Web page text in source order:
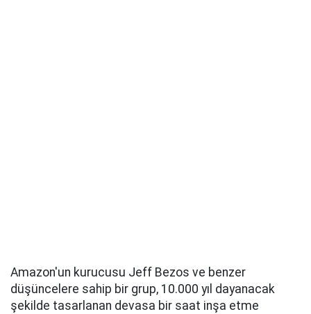
Amazon'un kurucusu Jeff Bezos ve benzer
düşüncelere sahip bir grup, 10.000 yıl dayanacak
şekilde tasarlanan devasa bir saat inşa etme